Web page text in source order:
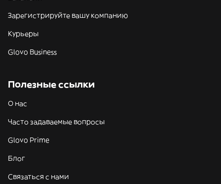
Зарегистрируйте вашу компанию
Курьеры
Glovo Business
Полезные ссылки
О нас
Часто задаваемые вопросы
Glovo Prime
Блог
Связаться с нами